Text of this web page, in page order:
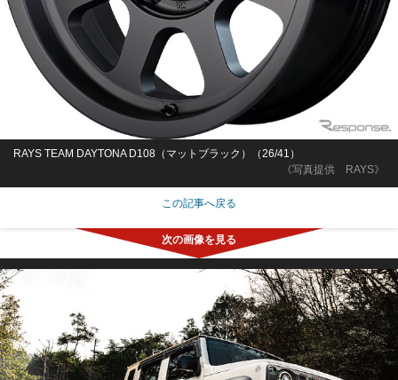
《写真提供 RAYS》
RAYS TEAM DAYTONA D108（マットブラック）（26/41）
この記事へ戻る